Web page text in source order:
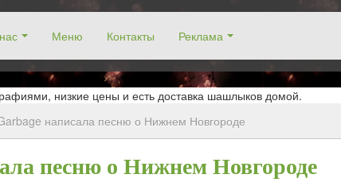
Меню Контакты Реклама
заказ столика. Работаем без выходных! Низкие цены!
низкие цены и есть доставка шашлыков домой.
написала песню о Нижнем Новгороде
песню о Нижнем Новгороде